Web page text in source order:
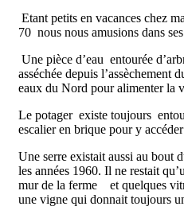
Etant petits en vacances chez
70 nous nous amusions dans
Une pièce d’eau entourée
asséchée depuis l’assèchement
eaux du Nord pour alimenter la
Le potager existe toujours
escalier en brique pour y accéder
Une serre existait aussi au bout
les années 1960. Il ne restait
mur de la ferme et quelques
une vigne qui donnait toujours